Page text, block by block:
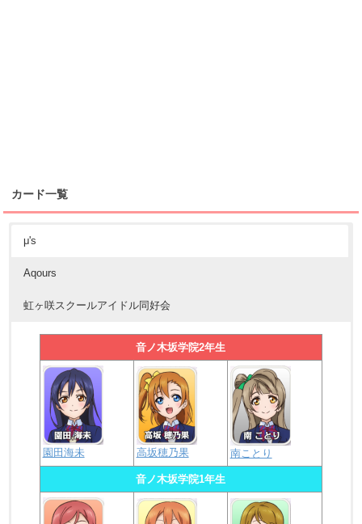
カード一覧
μ's
Aqours
虹ヶ咲スクールアイドル同好会
音ノ木坂学院2年生
園田海未 高坂穂乃果 南ことり
音ノ木坂学院1年生